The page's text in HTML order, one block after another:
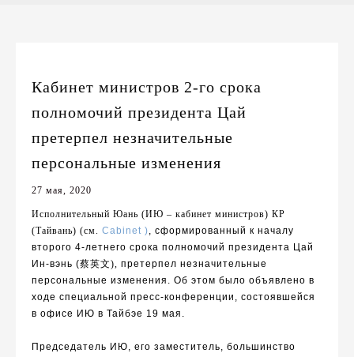
Кабинет министров 2-го срока
полномочий президента Цай
претерпел незначительные
персональные изменения
27 мая, 2020
Исполнительный Юань (ИЮ – кабинет министров) КР
(Тайвань) (см. Cabinet ), сформированный к началу
второго 4-летнего срока полномочий президента Цай
Ин-вэнь (蔡英文), претерпел незначительные
персональные изменения. Об этом было объявлено в
ходе специальной пресс-конференции, состоявшейся
в офисе ИЮ в Тайбэе 19 мая .
Председатель ИЮ, его заместитель, большинство